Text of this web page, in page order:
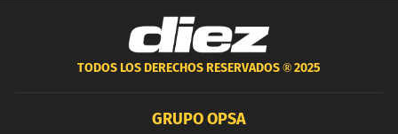
TODOS LOS DERECHOS RESERVADOS ®2025
GRUPO OPSA